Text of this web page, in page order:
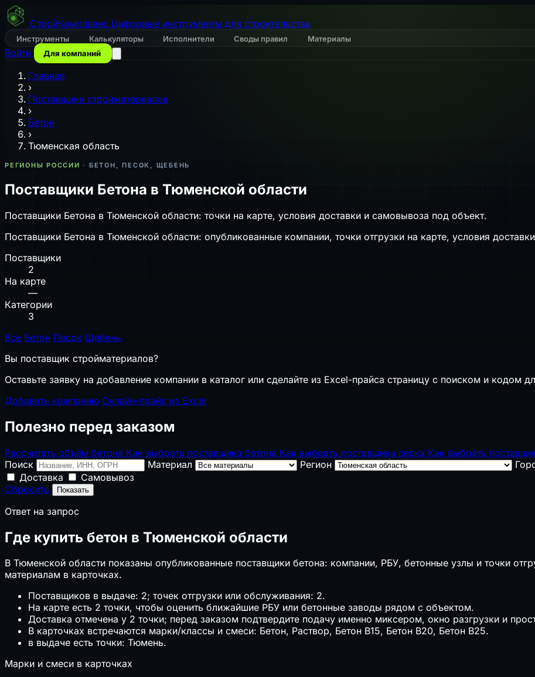
СтройКомплаенс Цифровые инструменты для строительства
Инструменты Калькуляторы Исполнители Своды правил Материалы
Войти Для компаний
Главная
›
Поставщики стройматериалов
›
Бетон
›
Тюменская область
РЕГИОНЫ РОССИИ · БЕТОН, ПЕСОК, ЩЕБЕНЬ
Поставщики Бетона в Тюменской области
Поставщики Бетона в Тюменской области: точки на карте, условия доставки и самовывоза под объект.
Поставщики Бетона в Тюменской области: опубликованные компании, точки отгрузки на карте, условия
Поставщики
2
На карте
—
Категории
3
Все Бетон Песок Щебень
Вы поставщик стройматериалов?
Оставьте заявку на добавление компании в каталог или сделайте из Excel-прайса страницу с поиском и кодом
Добавить компанию Онлайн-прайс из Excel
Полезно перед заказом
Рассчитать объём бетона Как выбрать поставщика бетона Как выбрать поставщика песка Как выбрать
Поиск
Материал Регион
Доставка
Самовывоз
Сбросить
Показать
Ответ на запрос
Где купить бетон в Тюменской области
В Тюменской области показаны опубликованные поставщики бетона: компании, РБУ, бетонные узлы и точки
материалам в карточках.
Поставщиков в выдаче: 2; точек отгрузки или обслуживания: 2.
На карте есть 2 точки, чтобы оценить ближайшие РБУ или бетонные заводы рядом с объектом.
Доставка отмечена у 2 точки; перед заказом подтвердите подачу именно миксером, окно разгрузки и
В карточках встречаются марки/классы и смеси: Бетон, Раствор, Бетон B15, Бетон B20, Бетон B25.
в выдаче есть точки: Тюмень.
Марки и смеси в карточках